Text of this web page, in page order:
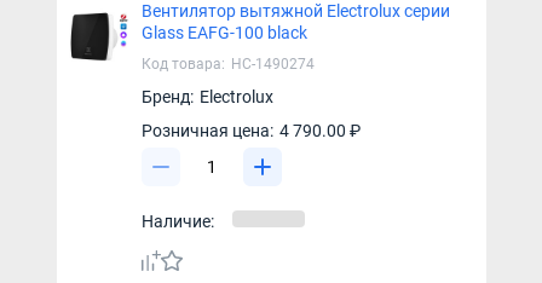
Вентилятор вытяжной Electrolux серии
Glass EAFG-100 black
Код товара: НС-1490274
Бренд: Electrolux
Розничная цена: 4 790.00 ₽
Наличие: